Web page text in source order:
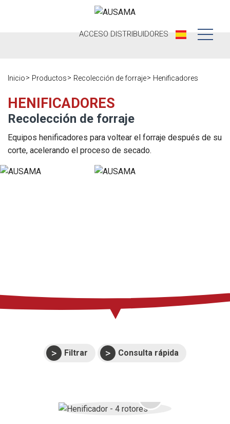
ACCESO DISTRIBUIDORES
Ocasión
Inicio Productos Recolección de forraje Henificadores
HENIFICADORES
Recolección de forraje
Equipos henificadores para voltear el forraje después de su
corte, acelerando el proceso de secado.
Filtrar Consulta rápida